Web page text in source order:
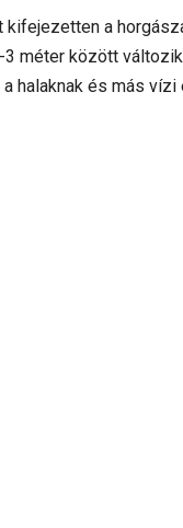
a
méter között
halaknak és más vízi